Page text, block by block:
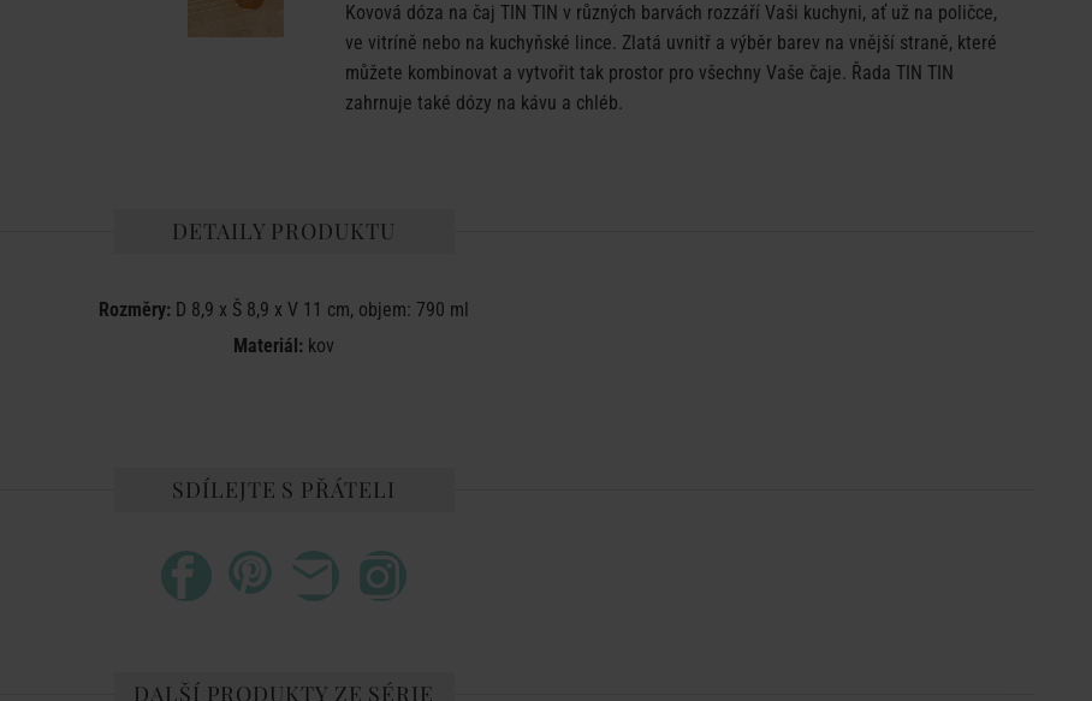
Kovová dóza na čaj TIN TIN v různých barvách rozzáří Vaši kuchyni, ať už na poličce,
ve vitríně nebo na kuchyňské lince. Zlatá uvnitř a výběr barev na vnější straně, které
můžete kombinovat a vytvořit tak prostor pro všechny Vaše čaje. Řada TIN TIN
zahrnuje také dózy na kávu a chléb.
DETAILY PRODUKTU
Rozměry: D 8,9 x Š 8,9 x V 11 cm, objem: 790 ml
Materiál: kov
SDÍLEJTE S PŘÁTELI
DALŠÍ PRODUKTY ZE SÉRIE